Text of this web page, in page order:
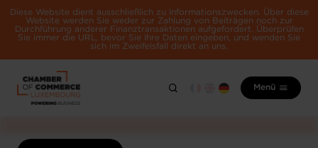
Diese Website dient ausschließlich zu Informationszwecken. Über diese
Website werden Sie weder zur Zahlung von Beiträgen noch zur
Durchführung anderer Finanztransaktionen aufgefordert. Überprüfen
Sie immer die URL, bevor Sie Ihre Daten eingeben, und wenden Sie
sich im Zweifelsfall direkt an uns.
Menü